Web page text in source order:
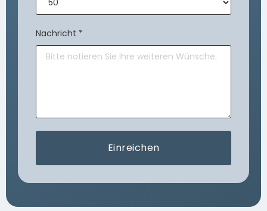
Nachricht *
Einreichen